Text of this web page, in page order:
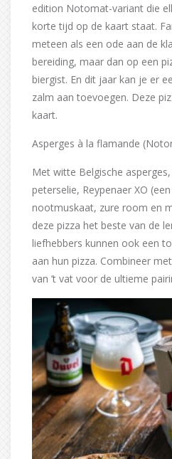
edition Notomat-variant die
korte tijd op de kaart staat.
meteen als een ode aan de
bereiding, maar dan op een
biergist. En dit jaar kan je er
zalm aan toevoegen. Deze
kaart.
Asperges à la flamande
Met witte Belgische
peterselie, Reypenaer XO
nootmuskaat, zure room en
deze pizza het beste van de
liefhebbers kunnen ook een
aan hun pizza. Combineer
van ’t vat voor de ultieme